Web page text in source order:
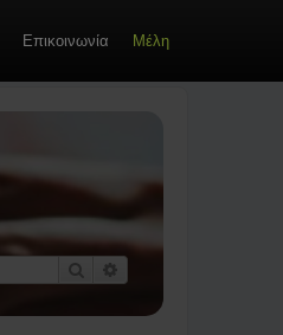
Επικοινωνία Μέλη
Αναζήτηση